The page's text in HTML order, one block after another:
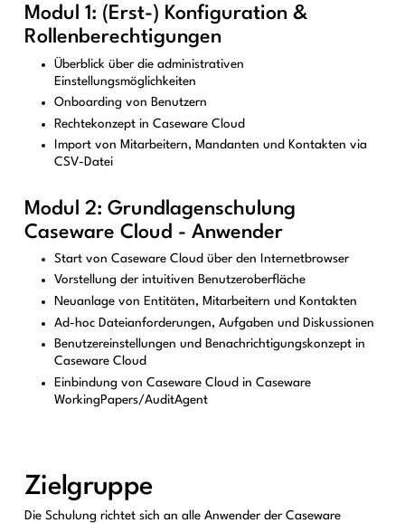
Modul 1: (Erst-) Konfiguration &
Rollenberechtigungen
Überblick über die administrativen
Einstellungsmöglichkeiten
Onboarding von Benutzern
Rechtekonzept in Caseware Cloud
Import von Mitarbeitern, Mandanten und Kontakten via
CSV-Datei
Modul 2: Grundlagenschulung
Caseware Cloud - Anwender
Start von Caseware Cloud über den Internetbrowser
Vorstellung der intuitiven Benutzeroberfläche
Neuanlage von Entitäten, Mitarbeitern und Kontakten
Ad-hoc Dateianforderungen, Aufgaben und Diskussionen
Benutzereinstellungen und Benachrichtigungskonzept in
Caseware Cloud
Einbindung von Caseware Cloud in Caseware
WorkingPapers/AuditAgent
Zielgruppe
Die Schulung richtet sich an alle Anwender der Caseware